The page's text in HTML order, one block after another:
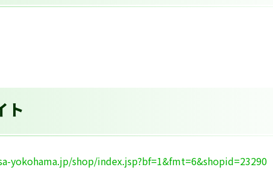
ト
yokohama.jp/shop/index.jsp?bf=1&fmt=6&shopid=23290